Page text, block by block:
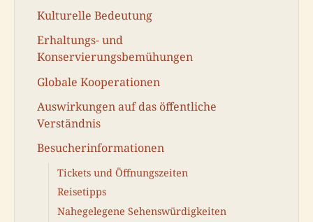
Kulturelle Bedeutung
Erhaltungs- und
Konservierungsbemühungen
Globale Kooperationen
Auswirkungen auf das öffentliche
Verständnis
Besucherinformationen
Tickets und Öffnungszeiten
Reisetipps
Nahegelegene Sehenswürdigkeiten